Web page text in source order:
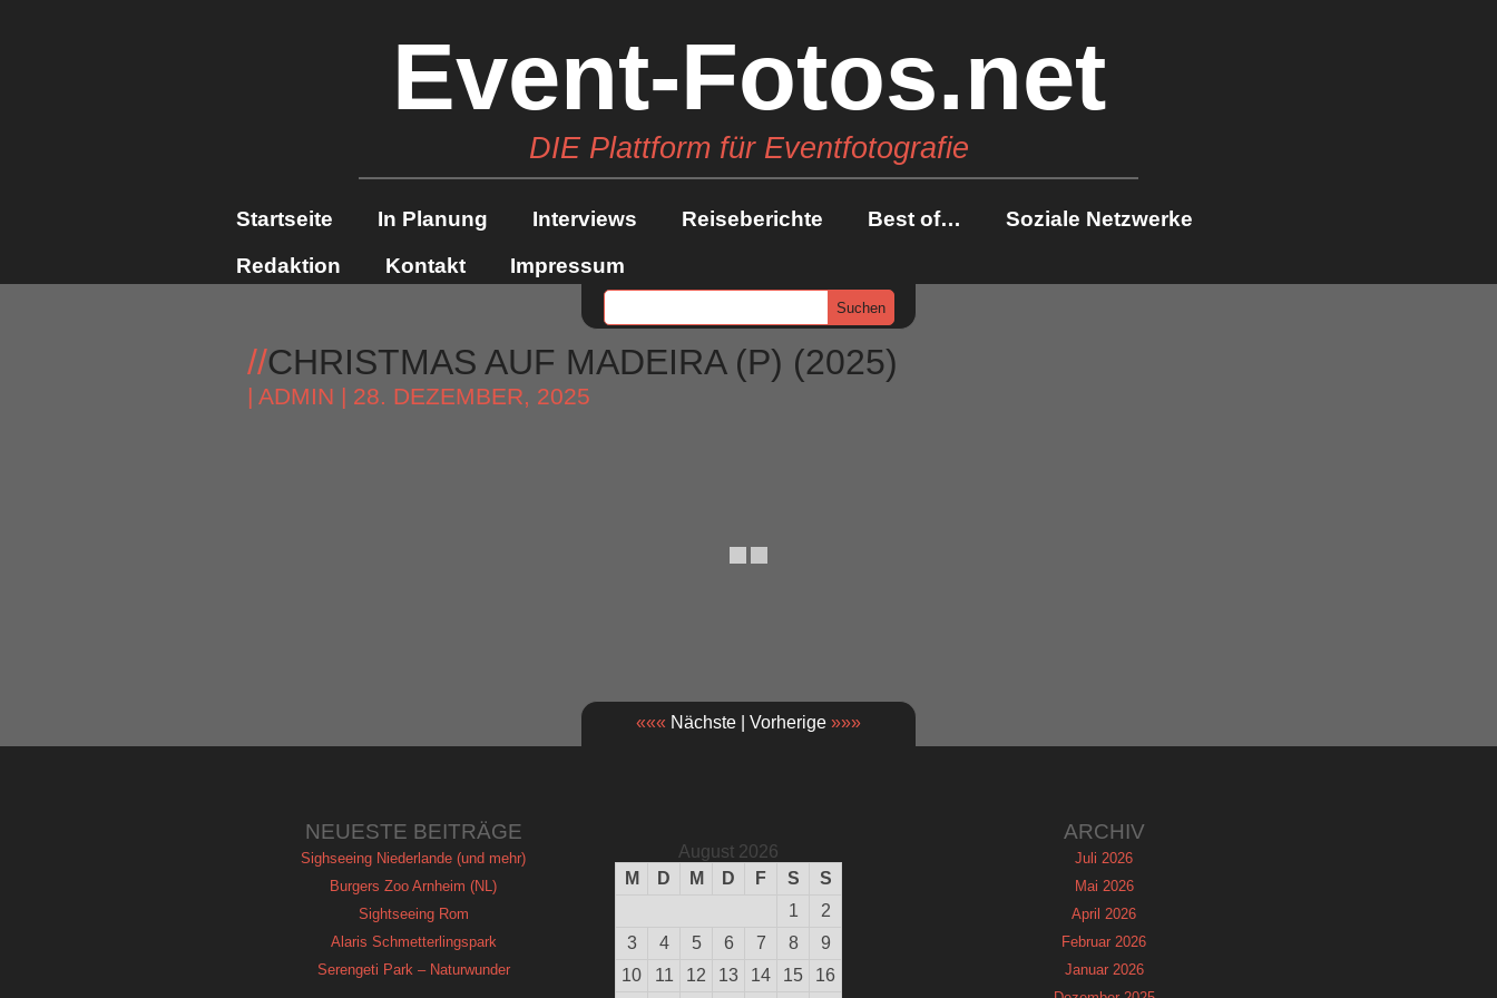
Event-Fotos.net
DIE Plattform für Eventfotografie
Startseite In Planung Interviews Reiseberichte Best of…
Soziale Netzwerke
Redaktion
Kontakt Impressum
//CHRISTMAS AUF MADEIRA (P) (2025)
| ADMIN | 28. DEZEMBER, 2025
««« Nächste | Vorherige »»»
NEUESTE BEITRÄGE
Sighseeing Niederlande (und mehr)
Burgers Zoo Arnheim (NL)
Sightseeing Rom
Alaris Schmetterlingspark
Serengeti Park – Naturwunder
August 2026
M
D M D F S
S
1
2
3
4 5 6 7 8
9
10
11 12 13 14 15 16
ARCHIV
Juli 2026
Mai 2026
April 2026
Februar 2026
Januar 2026